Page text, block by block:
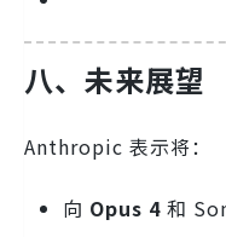
八、未来展望
Anthropic 表示将：
向 Opus 4 和